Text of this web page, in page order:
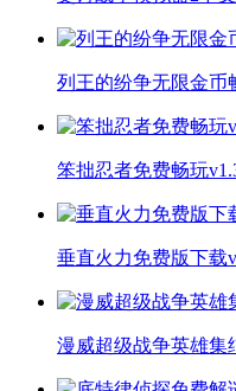
列王的纷争无限金币
笨拙忍者免费畅玩
垂直火力免费版下载
漫威超级战争英雄集